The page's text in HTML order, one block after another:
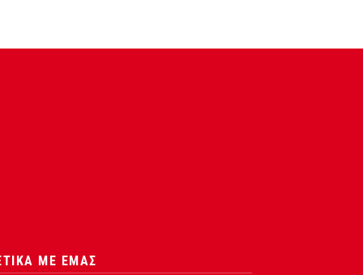
ΜΕ ΕΜΑΣ